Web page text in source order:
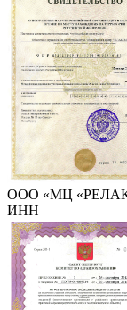
ООО «МЦ
ИНН